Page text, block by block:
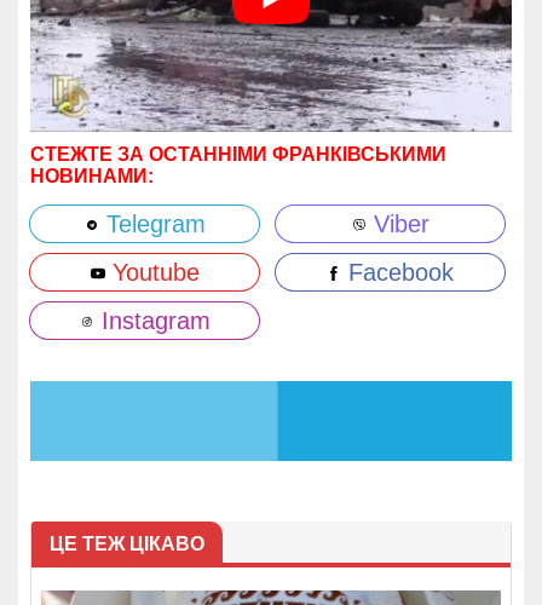
СТЕЖТЕ ЗА ОСТАННІМИ ФРАНКІВСЬКИМИ
НОВИНАМИ:
Telegram
Viber
Youtube
Facebook
Instagram
ЦЕ ТЕЖ ЦІКАВО